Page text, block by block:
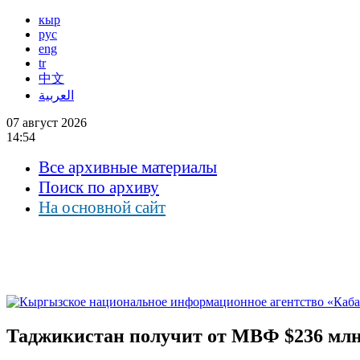
кыр
рус
eng
tr
中文
العربية
07 август 2026
14:54
Все архивные материалы
Поиск по архиву
На основной сайт
Таджикистан получит от МВФ $236